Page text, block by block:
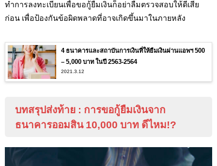
ทำการลงทะเบียนเพื่อขอกู้ยืมเงินก็อย่าลืมตรวจสอบให้ดีเสีย
ก่อน เพื่อป้องกันข้อผิดพลาดที่อาจเกิดขึ้นมาในภายหลัง
4 ธนาคารและสถาบันการเงินที่ให้ยืมเงินผ่านแอพฯ 500
– 5,000 บาท ในปี 2563-2564
2021.3.12
บทสรุปส่งท้าย : การขอกู้ยืมเงินจาก
ธนาคารออมสิน 10,000 บาท ดีไหม!?